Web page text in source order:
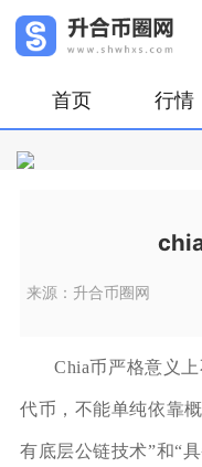
首页 行情
来源：升合币圈网
Chia币严格意义
代币，不能单纯依靠
有底层公链技术”和“